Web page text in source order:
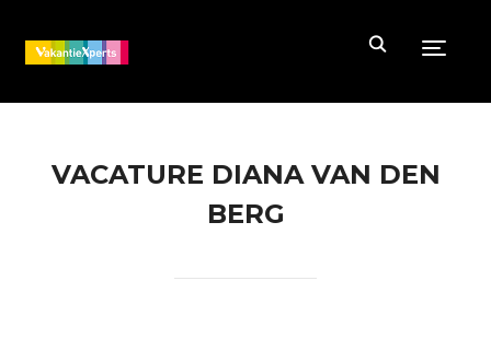
VACATURE DIANA VAN DEN
BERG